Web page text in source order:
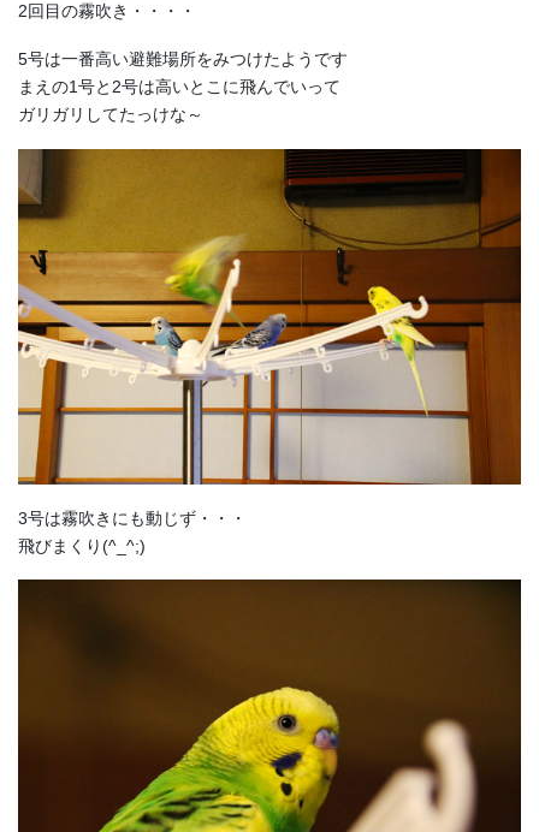
2回目の霧吹き・・・・
5号は一番高い避難場所をみつけたようです
まえの1号と2号は高いとこに飛んでいって
ガリガリしてたっけな～
3号は霧吹きにも動じず・・・
飛びまくり(^_^;)